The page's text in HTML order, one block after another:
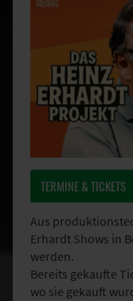
TERMINE & TICKETS
Aus
Erhardt Shows in
werden.
Bereits gekaufte
wo sie gekauft